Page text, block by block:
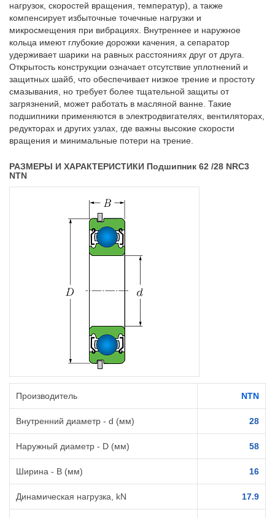
нагрузок, скоростей вращения, температур), а также
компенсирует избыточные точечные нагрузки и
микросмещения при вибрациях. Внутреннее и наружное
кольца имеют глубокие дорожки качения, а сепаратор
удерживает шарики на равных расстояниях друг от друга.
Открытость конструкции означает отсутствие уплотнений и
защитных шайб, что обеспечивает низкое трение и простоту
смазывания, но требует более тщательной защиты от
загрязнений, может работать в масляной ванне. Такие
подшипники применяются в электродвигателях, вентиляторах,
редукторах и других узлах, где важны высокие скорости
вращения и минимальные потери на трение.
РАЗМЕРЫ И ХАРАКТЕРИСТИКИ Подшипник 62 /28 NRC3
NTN
Производитель NTN
Внутренний диаметр - d (мм) 28
Наружный диаметр - D (мм) 58
Ширина - B (мм) 16
Динамическая нагрузка, kN 17.9